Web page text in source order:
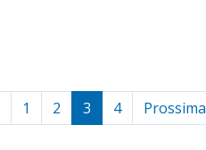
1 2 3 4 Prossima